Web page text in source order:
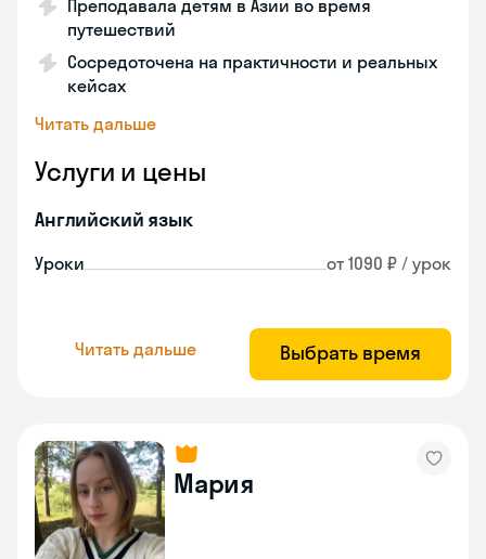
Преподавала детям в Азии во время
путешествий
Сосредоточена на практичности и реальных
кейсах
Читать дальше
Услуги и цены
Английский язык
Уроки от 1090 ₽ / урок
Читать дальше Выбрать время
Мария